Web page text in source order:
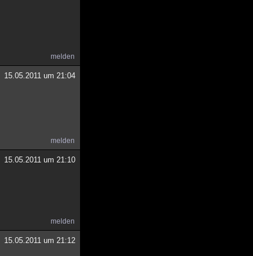
melden
15.05.2011 um 21:04
melden
15.05.2011 um 21:10
melden
15.05.2011 um 21:12